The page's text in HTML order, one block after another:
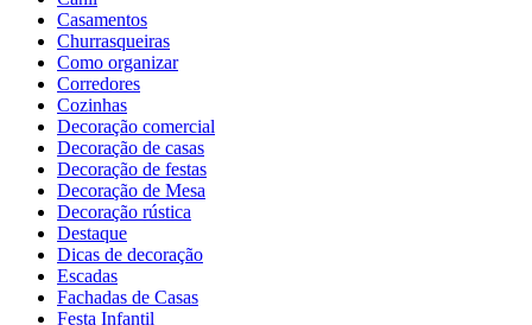
Casamentos
Churrasqueiras
Como organizar
Corredores
Cozinhas
Decoração comercial
Decoração de casas
Decoração de festas
Decoração de Mesa
Decoração rústica
Destaque
Dicas de decoração
Escadas
Fachadas de Casas
Festa Infantil